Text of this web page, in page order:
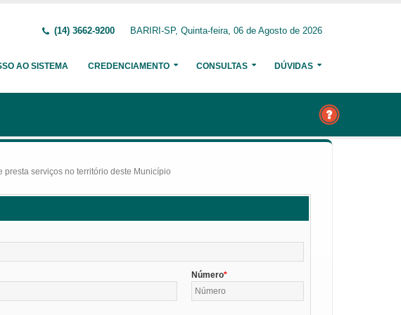
(14) 3662-9200 BARIRI-SP, Quinta-feira, 06 de Agosto de 2026
AO SISTEMA CREDENCIAMENTO CONSULTAS DÚVIDAS
serviços no território deste Município
Número